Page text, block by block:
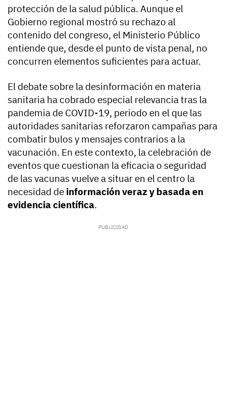
protección de la salud pública. Aunque el
Gobierno regional mostró su rechazo al
contenido del congreso, el Ministerio Público
entiende que, desde el punto de vista penal, no
concurren elementos suficientes para actuar.
El debate sobre la desinformación en materia
sanitaria ha cobrado especial relevancia tras la
pandemia de COVID-19, periodo en el que las
autoridades sanitarias reforzaron campañas para
combatir bulos y mensajes contrarios a la
vacunación. En este contexto, la celebración de
eventos que cuestionan la eficacia o seguridad
de las vacunas vuelve a situar en el centro la
necesidad de información veraz y basada en
evidencia científica.